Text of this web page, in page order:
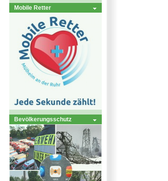
Mobile Retter
Bevölkerungsschutz